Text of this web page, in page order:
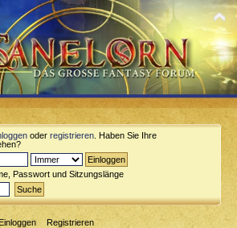
oder registrieren . Haben Sie Ihre
Passwort und Sitzungslänge
Einloggen Registrieren